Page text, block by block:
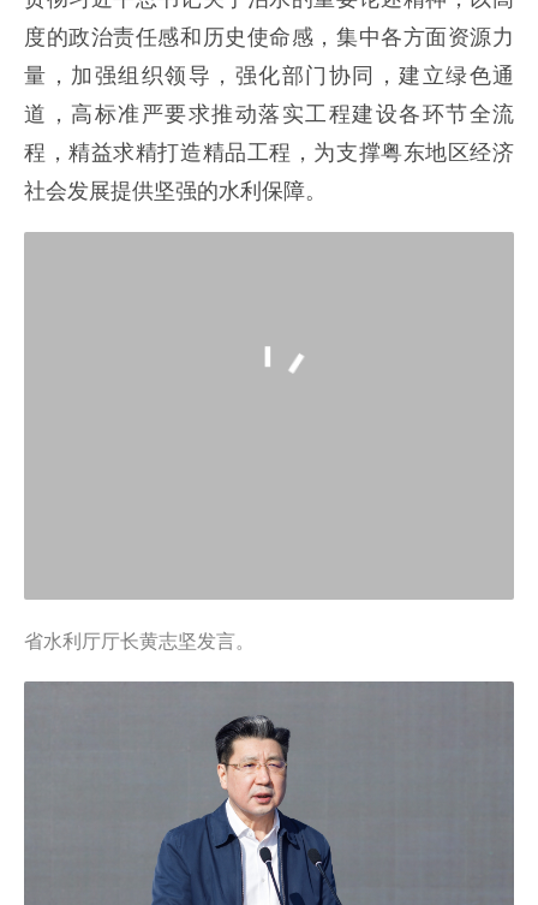
度的政治责任感和历史使命感，集中各方面资源力
量，加强组织领导，强化部门协同，建立绿色通
道，高标准严要求推动落实工程建设各环节全流
程，精益求精打造精品工程，为支撑粤东地区经济
社会发展提供坚强的水利保障。
省水利厅厅长黄志坚发言。